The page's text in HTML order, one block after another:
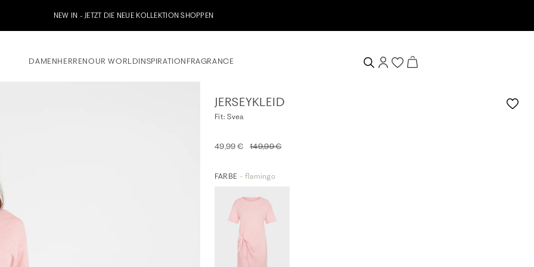
Jetzt zu unserem Whatsapp Newsletter anmelden & 10% Willkommensgutschein erhalten
DAMENHERRENOUR WORLDINSPIRATION FRAGRANCE
JERSEYKLEID
Fit: Svea
49,99 € 149,99 €
FARBE - flamingo